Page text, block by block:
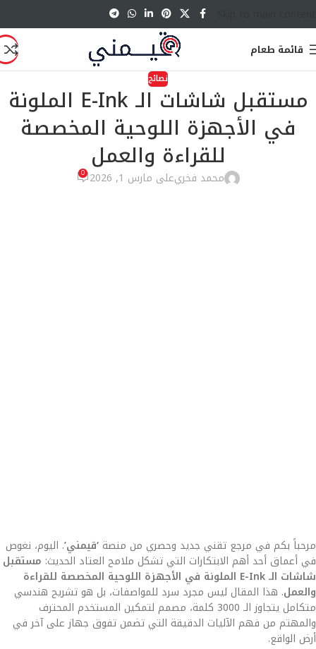
قائمة طعام
نصائح
مستقبل شاشات الـ E-Ink الملونة
في الأجهزة اللوحية المخصصة
للقراءة والعمل
محمد فخريعلى مارس 1, 2026 0
مرحباً بكم في مرجع تقني جديد وحصري من منصة ‘قيمني’. اليوم، نغوص
في أعماق أحد أهم الابتكارات التي تشكل ملامح العتاد الحديث: مستقبل
شاشات الـ E-Ink الملونة في الأجهزة اللوحية المخصصة للقراءة
والعمل. هذا المقال ليس مجرد سرد للمواصفات، بل هو تشريح هندسي
متكامل يتجاوز الـ 3000 كلمة، مصمم لتمكين المستخدم المحترف
والمهتم من فهم الآليات الدقيقة التي تضمن تفوق جهاز على آخر في
أرض الواقع.